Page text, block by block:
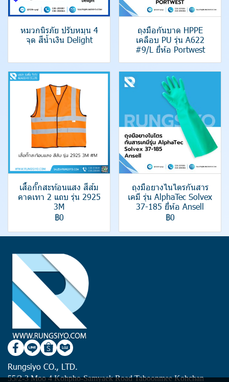
หมวกนิรภัย ปรับหมุน 4
จุด สีน้ำเงิน Delight
ถุงมือกันบาด HPPE
เคลือบ PU รุ่น A622
#9/L ยี่ห้อ Portwest
เสื้อกั๊กสะท้อนแสง สีส้ม
คาดเทา 2 แถบ รุ่น 2925
3M
฿0
ถุงมือยางไนไตรกันสาร
เคมี รุ่น AlphaTec Solvex
37-185 ยี่ห้อ Ansell
฿0
Rungsiyo CO., LTD.
55/2-3 Moo 4 Kohpho-Samyaek Road Taboonmee Kohchan